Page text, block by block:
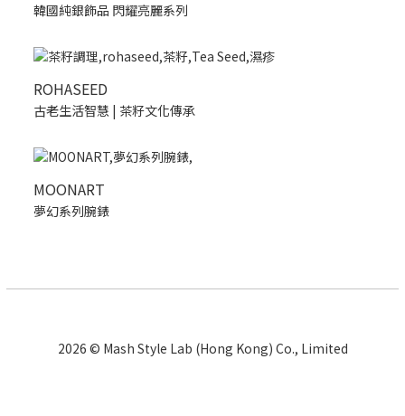
韓國純銀飾品 閃耀亮麗系列
ROHASEED
古老生活智慧 | 茶籽文化傳承
MOONART
夢幻系列腕錶
2026 © Mash Style Lab (Hong Kong) Co., Limited